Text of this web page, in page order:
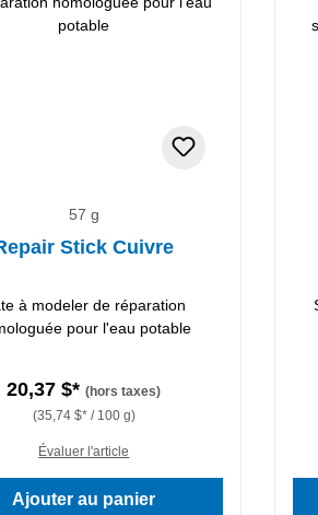
57 g
Stick Cuivre
à modeler de réparation
pour l'eau potable
20,37 $*(hors taxes)
(35,74 $* / 100 g)
Évaluer l'article
Ajouter au panier